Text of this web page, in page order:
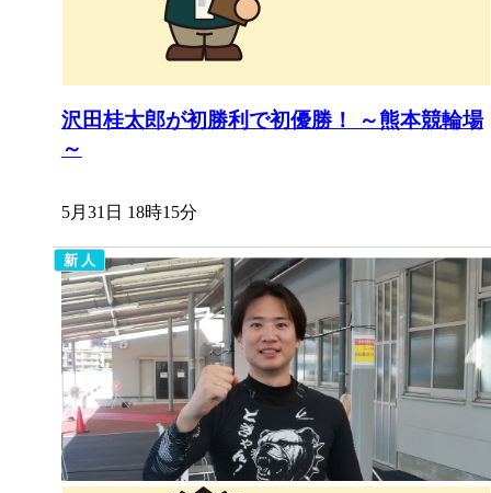
沢田桂太郎が初勝利で初優勝！ ～熊本競輪場
～
5月31日 18時15分